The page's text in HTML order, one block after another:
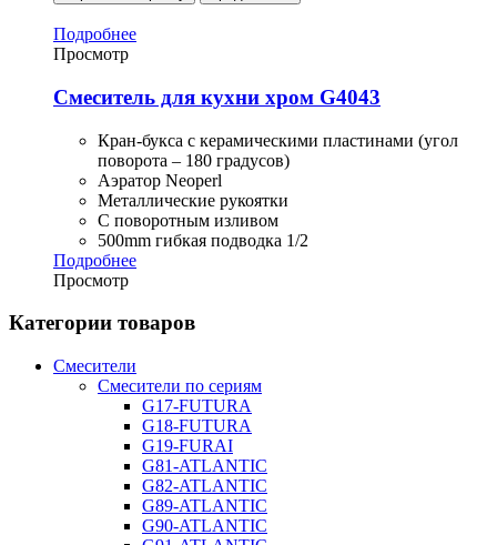
Подробнее
Просмотр
Смеситель для кухни хром G4043
Кран-букса с керамическими пластинами (угол
поворота – 180 градусов)
Аэратор Neoperl
Металлические рукоятки
С поворотным изливом
500mm гибкая подводка 1/2
Подробнее
Просмотр
Категории товаров
Смесители
Смесители по сериям
G17-FUTURA
G18-FUTURA
G19-FURAI
G81-ATLANTIC
G82-ATLANTIC
G89-ATLANTIC
G90-ATLANTIC